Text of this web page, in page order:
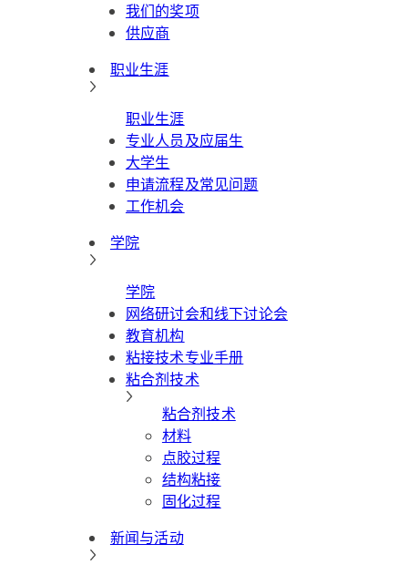
我们的奖项
供应商
职业生涯
职业生涯
专业人员及应届生
大学生
申请流程及常见问题
工作机会
学院
学院
网络研讨会和线下讨论会
教育机构
粘接技术专业手册
粘合剂技术
粘合剂技术
材料
点胶过程
结构粘接
固化过程
新闻与活动